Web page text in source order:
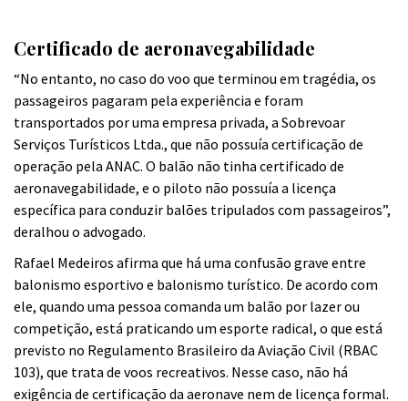
Certificado de aeronavegabilidade
“No entanto, no caso do voo que terminou em tragédia, os
passageiros pagaram pela experiência e foram
transportados por uma empresa privada, a Sobrevoar
Serviços Turísticos Ltda., que não possuía certificação de
operação pela ANAC. O balão não tinha certificado de
aeronavegabilidade, e o piloto não possuía a licença
específica para conduzir balões tripulados com passageiros”,
deralhou o advogado.
Rafael Medeiros afirma que há uma confusão grave entre
balonismo esportivo e balonismo turístico. De acordo com
ele, quando uma pessoa comanda um balão por lazer ou
competição, está praticando um esporte radical, o que está
previsto no Regulamento Brasileiro da Aviação Civil (RBAC
103), que trata de voos recreativos. Nesse caso, não há
exigência de certificação da aeronave nem de licença formal.